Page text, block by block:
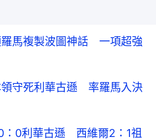
馬複製波圖神話 一項超強
守死利華古遜 率羅馬入決
：0利華古遜 西維爾2：1祖